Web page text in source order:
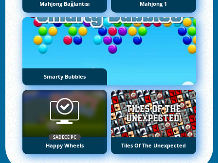
Mahjong Bağlantısı Mahjong 1
Smarty Bubbles
SADECE PC
Happy Wheels Tiles Of The Unexpected